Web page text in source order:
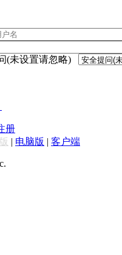
(未设置请忽略)
册
| 电脑版 | 客户端